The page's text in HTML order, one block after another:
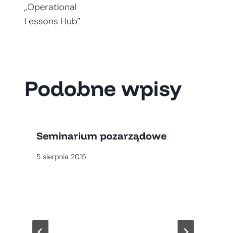
„Operational
Lessons Hub”
Podobne wpisy
Seminarium pozarządowe
5 sierpnia 2015